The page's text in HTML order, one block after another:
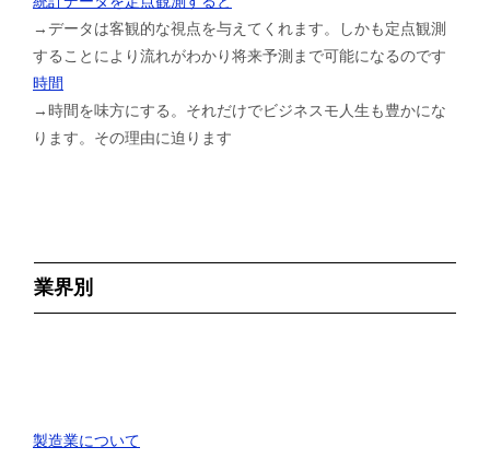
→データは客観的な視点を与えてくれます。しかも定点観測
することにより流れがわかり将来予測まで可能になるのです
時間
→時間を味方にする。それだけでビジネスモ人生も豊かにな
ります。その理由に迫ります
業界別
製造業について